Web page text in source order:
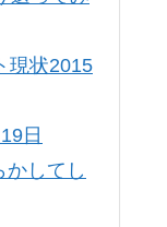
現状2015
日
かしてし